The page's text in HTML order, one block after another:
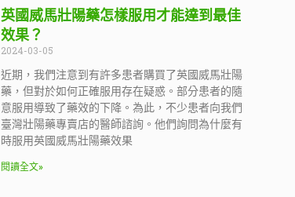
英國威馬壯陽藥怎樣服用才能達到最佳
效果？
2024-03-05
近期，我們注意到有許多患者購買了英國威馬壯陽
藥，但對於如何正確服用存在疑惑。部分患者的隨
意服用導致了藥效的下降。為此，不少患者向我們
臺灣壯陽藥專賣店的醫師諮詢。他們詢問為什麼有
時服用英國威馬壯陽藥效果
閱讀全文»